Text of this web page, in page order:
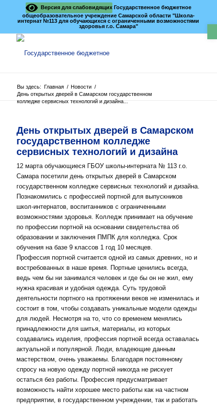
Версия для слабовидящихГосударственное бюджетное
общеобразовательное учреждение Самарской области "Школа-
интернат №113 для обучающихся с ограниченными возможностями
здоровья г.о. Самара"
Вы здесь: Главная / Новости /
День открытых дверей в Самарском государственном
колледже сервисных технологий и дизайна...
День открытых дверей в Самарском
государственном колледже
сервисных технологий и дизайна
12 марта обучающиеся ГБОУ школы-интерната № 113 г.о.
Самара посетили день открытых дверей в Самарском
государственном колледже сервисных технологий и дизайна.
Познакомились с профессией портной для выпускников
школ-интернатов, воспитанников с ограниченными
возможностями здоровья. Колледж принимает на обучение
по профессии портной на основании свидетельства об
образовании и заключения ПМПК для колледжа. Срок
обучения на базе 9 классов 1 год 10 месяцев.
Профессия портной считается одной из самых древних, но и
востребованных в наше время. Портные ценились всегда,
ведь чем бы ни занимался человек и где бы он не жил, ему
нужна красивая и удобная одежда. Суть трудовой
деятельности портного на протяжении веков не изменилась и
состоит в том, чтобы создавать уникальные модели одежды
для людей. Несмотря на то, что со временем менялись
принадлежности для шитья, материалы, из которых
создавались изделия, профессия портной всегда оставалась
актуальной и популярной. Люди, владеющие данным
мастерством, очень уважаемы. Благодаря постоянному
спросу на новую одежду портной никогда не рискует
остаться без работы. Профессия предусматривает
возможность найти хорошее место работы как на частном
предприятии, в государственном учреждении, так и работать